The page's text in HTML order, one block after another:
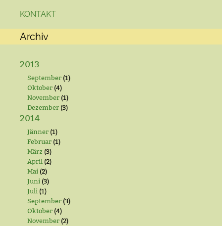
KONTAKT
Archiv
2013
September (1)
Oktober (4)
November (1)
Dezember (3)
2014
Jänner (1)
Februar (1)
März (3)
April (2)
Mai (2)
Juni (3)
Juli (1)
September (3)
Oktober (4)
November (2)